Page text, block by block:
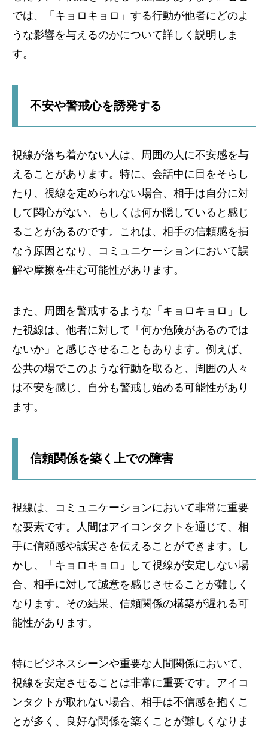
では、「キョロキョロ」する行動が他者にどのよ
うな影響を与えるのかについて詳しく説明しま
す。
不安や警戒心を誘発する
視線が落ち着かない人は、周囲の人に不安感を与
えることがあります。特に、会話中に目をそらし
たり、視線を定められない場合、相手は自分に対
して関心がない、もしくは何か隠していると感じ
ることがあるのです。これは、相手の信頼感を損
なう原因となり、コミュニケーションにおいて誤
解や摩擦を生む可能性があります。
また、周囲を警戒するような「キョロキョロ」し
た視線は、他者に対して「何か危険があるのでは
ないか」と感じさせることもあります。例えば、
公共の場でこのような行動を取ると、周囲の人々
は不安を感じ、自分も警戒し始める可能性があり
ます。
信頼関係を築く上での障害
視線は、コミュニケーションにおいて非常に重要
な要素です。人間はアイコンタクトを通じて、相
手に信頼感や誠実さを伝えることができます。し
かし、「キョロキョロ」して視線が安定しない場
合、相手に対して誠意を感じさせることが難しく
なります。その結果、信頼関係の構築が遅れる可
能性があります。
特にビジネスシーンや重要な人間関係において、
視線を安定させることは非常に重要です。アイコ
ンタクトが取れない場合、相手は不信感を抱くこ
とが多く、良好な関係を築くことが難しくなりま